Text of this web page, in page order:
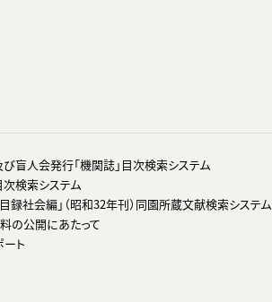
盲人会発行「機関誌」目次検索システム
検索システム
録社会編」（昭和32年刊）同園所蔵文献検索システム
の公開にあたって
ト